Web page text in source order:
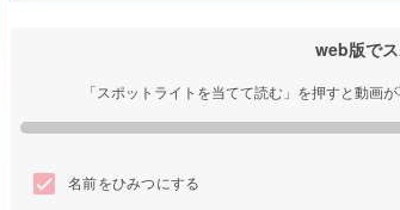
web版で
「スポットライトを当てて読む」を押すと動画
名前をひみつにする